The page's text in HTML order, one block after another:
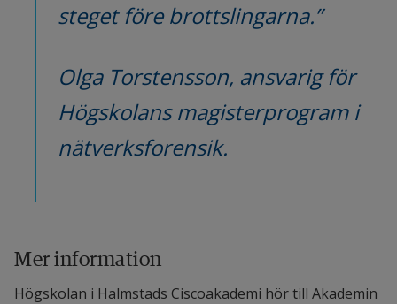
steget före brottslingarna.”
Olga Torstensson, ansvarig för
Högskolans magisterprogram i
nätverksforensik.
Mer information
Högskolan i Halmstads Ciscoakademi hör till Akademin